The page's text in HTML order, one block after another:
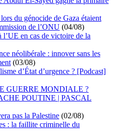
du génocide de Gaza étaient
de l’ONU (04/08)
en cas de victoire de la
néolibérale : innover sans les
(03/08)
d’État d’urgence ? [Podcast]
GUERRE MONDIALE ?
POUTINE | PASCAL
pas la Palestine (02/08)
: la faillite criminelle du